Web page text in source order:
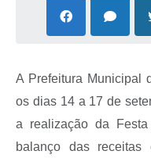
A Prefeitura Municipal
os dias 14 a 17 de
a realização da
balanço das